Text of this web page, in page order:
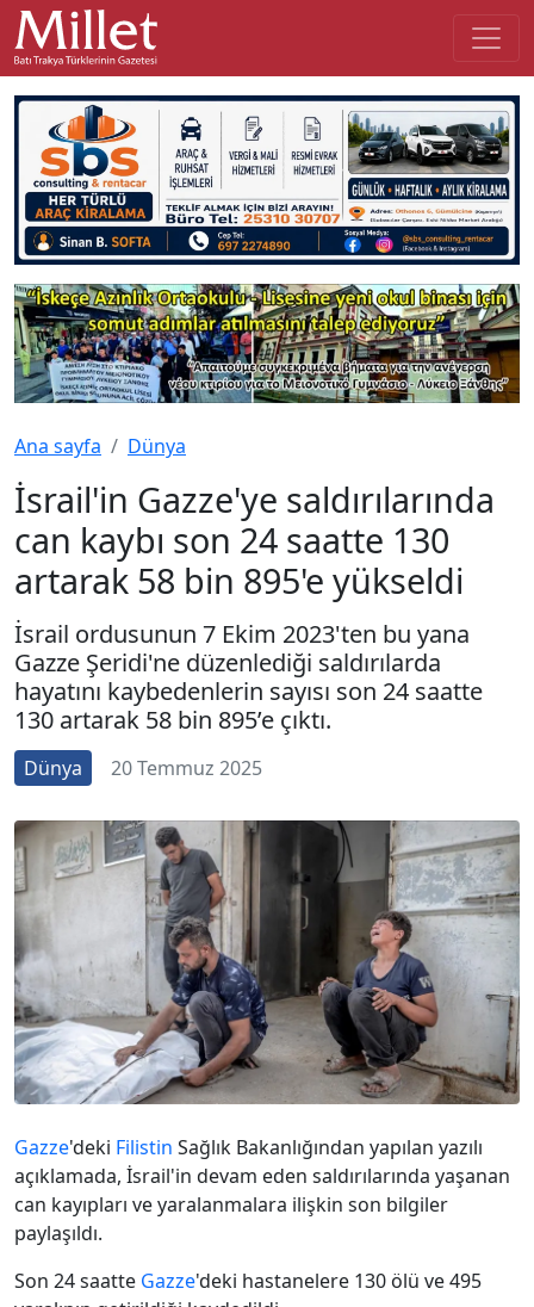
Ana sayfa Dünya
İsrail'in Gazze'ye saldırılarında
can kaybı son 24 saatte 130
artarak 58 bin 895'e yükseldi
İsrail ordusunun 7 Ekim 2023'ten bu yana
Gazze Şeridi'ne düzenlediği saldırılarda
hayatını kaybedenlerin sayısı son 24 saatte
130 artarak 58 bin 895’e çıktı.
Dünya 20 Temmuz 2025
Gazze'deki Filistin Sağlık Bakanlığından yapılan yazılı
açıklamada, İsrail'in devam eden saldırılarında yaşanan
can kayıpları ve yaralanmalara ilişkin son bilgiler
paylaşıldı.
Son 24 saatte Gazze'deki hastanelere 130 ölü ve 495